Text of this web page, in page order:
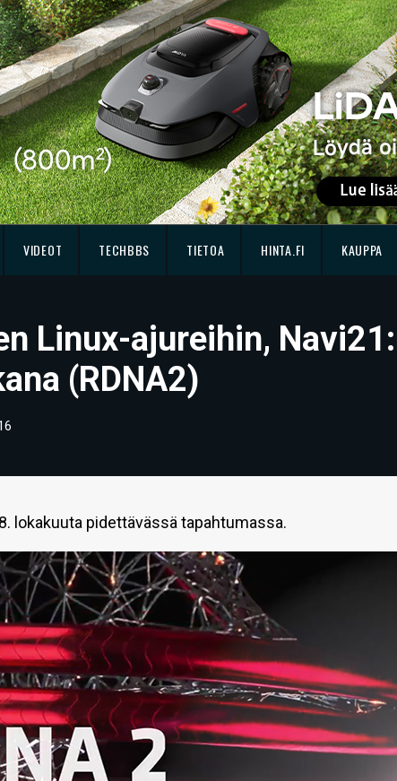
VIDEOT TECHBBS TIETOA HINTA.FI KAUPPA
Linux-ajureihin,
(RDNA2)
lokakuuta pidettävässä tapahtumassa.